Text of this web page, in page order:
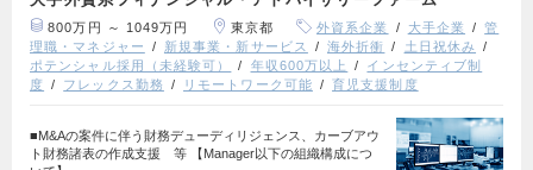
800万円 ～ 1049万円 東京都 外資系企業 大手企業
管
理職・マネジャー
新規事業・新サービス 海外折衝
土日祝休み
ポテンシャル採用（未経験可）
年収600万以上
インセンティブ制
度
フレックス勤務 リモートワーク可能 育児支援制度
■M&Aの案件に伴う財務デューディリジェンス、カーブアウ
ト財務諸表の作成支援 等 【Manager以下の組織構成につ